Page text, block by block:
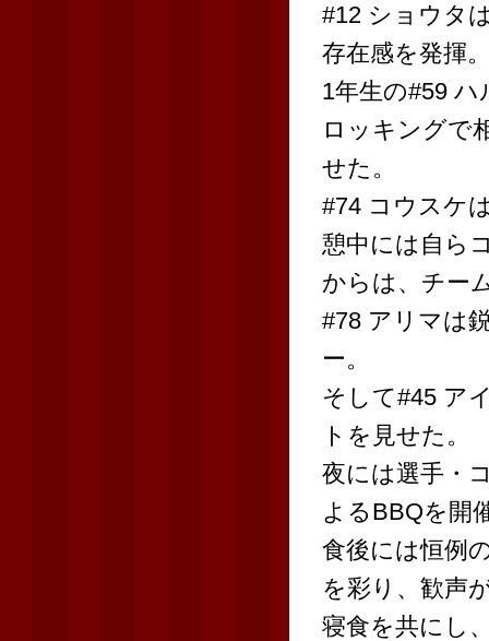
#12 ショウタ
存在感を発揮
1年生の#59
ロッキングで
せた。
#74 コウスケ
憩中には自ら
からは、チー
#78 アリマは
ー。
そして#45 ア
トを見せた。
夜には選手・
よるBBQを開
食後には恒例
を彩り、歓声
寝食を共にし